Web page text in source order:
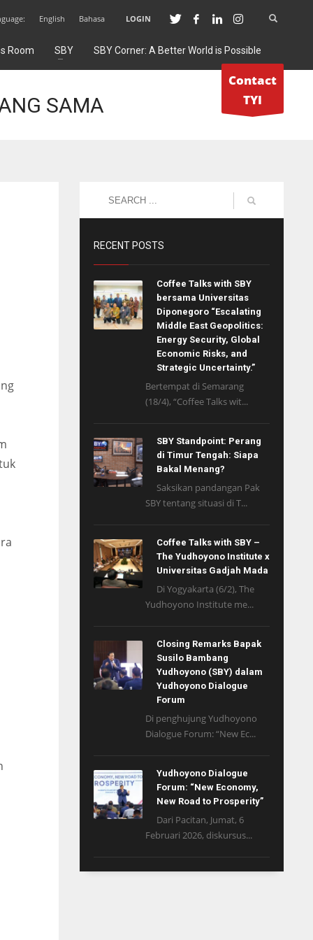
English Bahasa LOGIN
Room SBY SBY Corner: A Better World is Possible
Contact
TYI
SAMA
RECENT POSTS
Coffee Talks with SBY
bersama Universitas
Diponegoro “Escalating
Middle East Geopolitics:
Energy Security, Global
Economic Risks, and
Strategic Uncertainty.”
Bertempat di Semarang
(18/4), “Coffee Talks wit...
SBY Standpoint: Perang
di Timur Tengah: Siapa
Bakal Menang?
Saksikan pandangan Pak
SBY tentang situasi di T...
Coffee Talks with SBY –
The Yudhoyono Institute x
Universitas Gadjah Mada
Di Yogyakarta (6/2), The
Yudhoyono Institute me...
Closing Remarks Bapak
Susilo Bambang
Yudhoyono (SBY) dalam
Yudhoyono Dialogue
Forum
Di penghujung Yudhoyono
Dialogue Forum: “New Ec...
Yudhoyono Dialogue
Forum: “New Economy,
New Road to Prosperity”
Dari Pacitan, Jumat, 6
Februari 2026, diskursus...